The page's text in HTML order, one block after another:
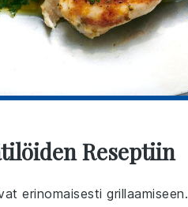
Reseptiin
erinomaisesti grillaamiseen.